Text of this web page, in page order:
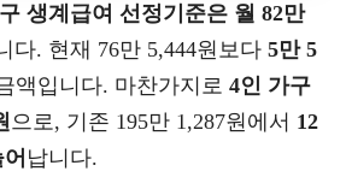
생계급여 선정기준은 월 82만
다. 현재 76만 5,444원보다 5만 5
액입니다. 마찬가지로 4인 가구
으로, 기존 195만 1,287원에서 12
납니다.